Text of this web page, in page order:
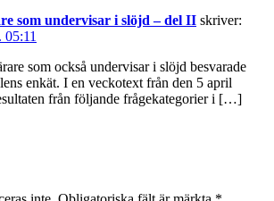
som undervisar i slöjd – del II skriver:
som också undervisar i slöjd besvarade
enkät. I en veckotext från den 5 april
från följande frågekategorier i […]